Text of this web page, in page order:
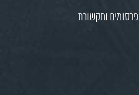
פרסומים ותקשורת